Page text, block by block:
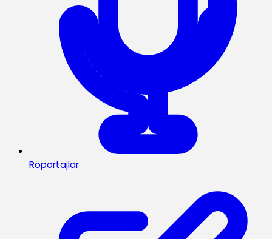
Röportajlar